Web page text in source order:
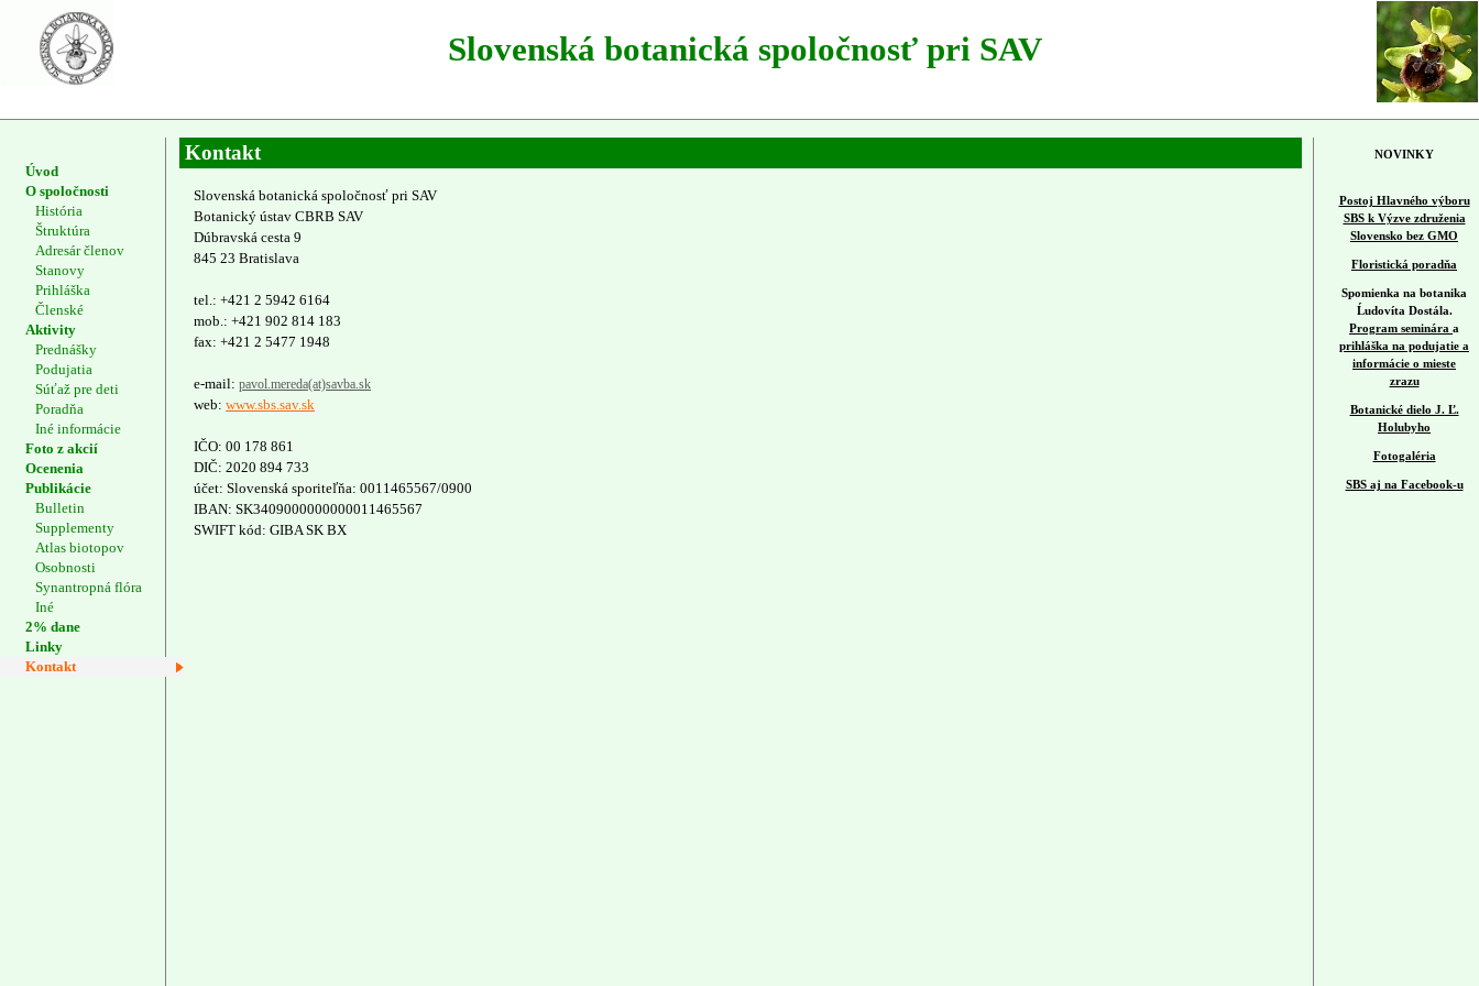
Slovenská botanická spoločnosť pri SAV
Úvod
O spoločnosti
História
Štruktúra
Adresár členov
Stanovy
Prihláška
Členské
Aktivity
Prednášky
Podujatia
Súťaž pre deti
Poradňa
Iné informácie
Foto z akcií
Ocenenia
Publikácie
Bulletin
Supplementy
Atlas biotopov
Osobnosti
Synantropná flóra
Iné
2% dane
Linky
Kontakt
NOVINKY
Postoj Hlavného výboru
SBS k Výzve združenia
Slovensko bez GMO
Floristická poradňa
Spomienka na botanika
Ĺudovíta Dostála.
Program seminára a
prihláška na podujatie a
informácie o mieste
zrazu
Botanické dielo J. Ľ.
Holubyho
Fotogaléria
SBS aj na Facebook-u
Kontakt
Slovenská botanická spoločnosť pri SAV
Botanický ústav CBRB SAV
Dúbravská cesta 9
845 23 Bratislava
tel.: +421 2 5942 6164
mob.: +421 902 814 183
fax: +421 2 5477 1948
e-mail: pavol.mereda(at)savba.sk
web: www.sbs.sav.sk
IČO: 00 178 861
DIČ: 2020 894 733
účet: Slovenská sporiteľňa: 0011465567/0900
IBAN: SK3409000000000011465567
SWIFT kód: GIBA SK BX